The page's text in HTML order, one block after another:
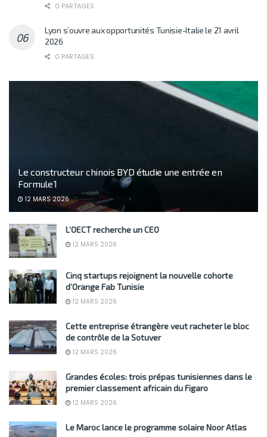
0 PARTAGES
Lyon s’ouvre aux opportunités Tunisie-Italie le 21 avril
2026
0 PARTAGES
Le constructeur chinois BYD étudie une entrée en
Formule 1
12 MARS 2026
L’OECT recherche un CEO
12 MARS 2026
Cinq startups rejoignent la nouvelle cohorte
d’Orange Fab Tunisie
12 MARS 2026
Cette entreprise étrangère veut racheter le bloc
de contrôle de la Sotuver
12 MARS 2026
Grandes écoles: trois prépas tunisiennes dans le
premier classement africain du Figaro
12 MARS 2026
Le Maroc lance le programme solaire Noor Atlas